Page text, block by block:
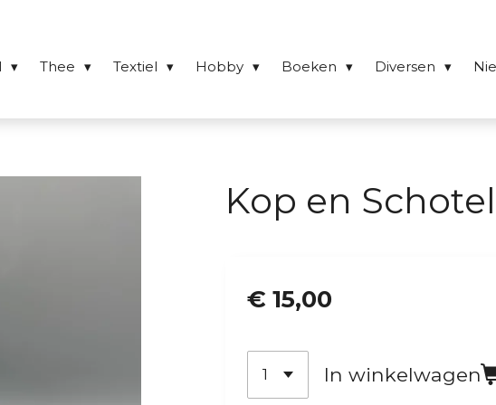
Thee Textiel Hobby Boeken Diversen
Kop en Schotel
€ 15,00
In winkelwagen